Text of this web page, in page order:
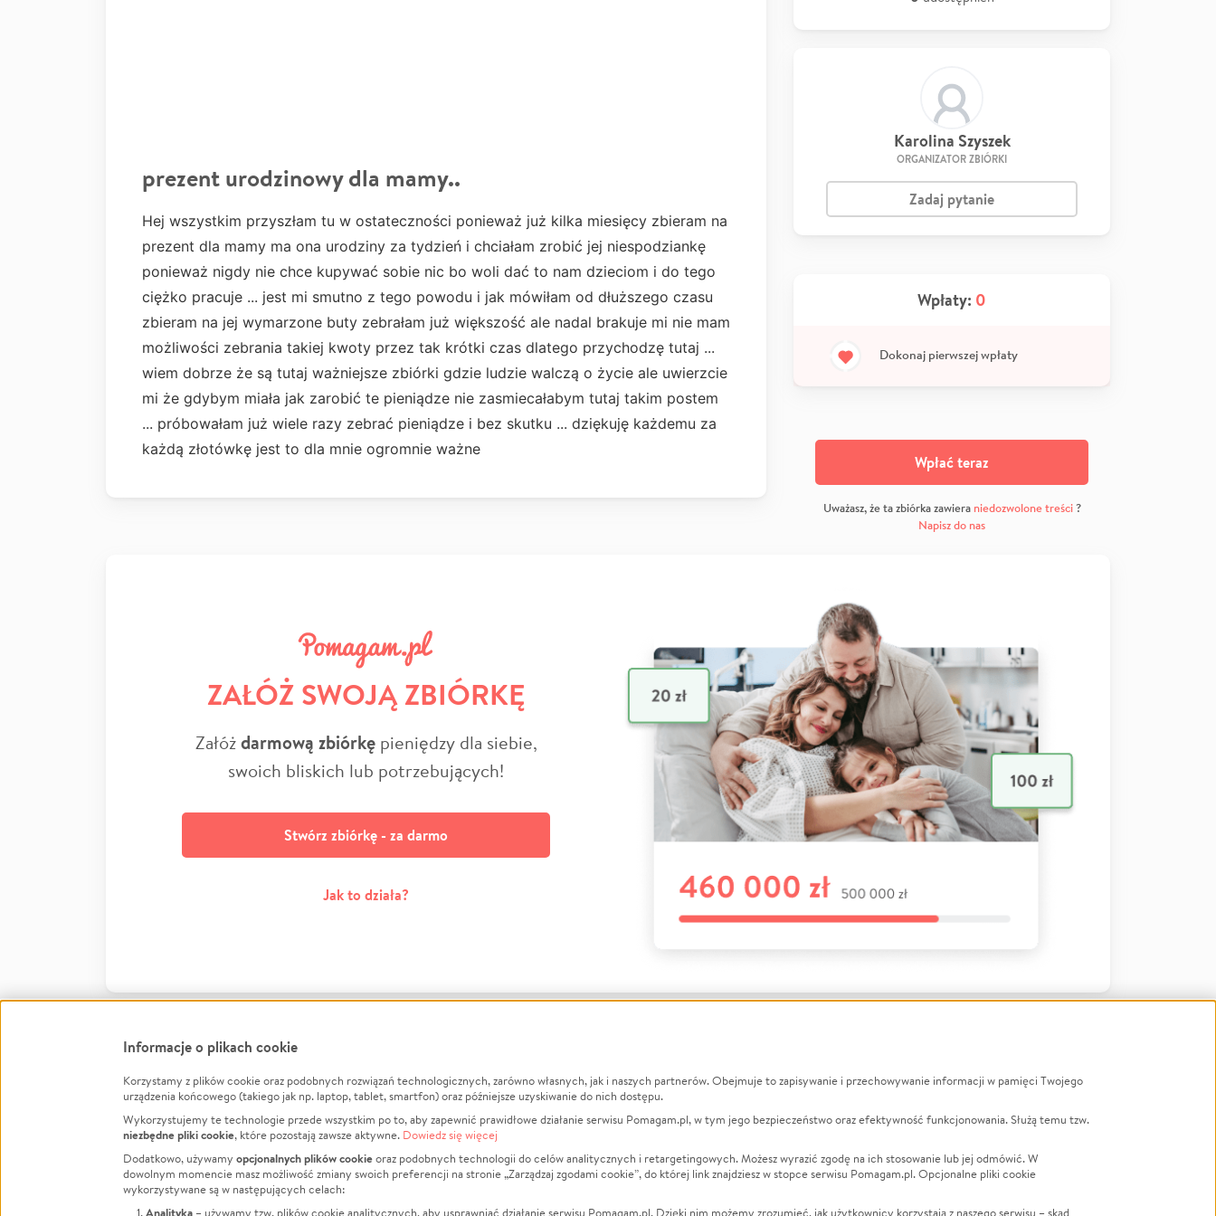
prezent urodzinowy dla mamy..
Hej wszystkim przyszłam tu w ostateczności ponieważ już kilka miesięcy zbieram na
prezent dla mamy ma ona urodziny za tydzień i chciałam zrobić jej niespodziankę
ponieważ nigdy nie chce kupywać sobie nic bo woli dać to nam dzieciom i do tego
ciężko pracuje ... jest mi smutno z tego powodu i jak mówiłam od dłuższego czasu
zbieram na jej wymarzone buty zebrałam już większość ale nadal brakuje mi nie mam
możliwości zebrania takiej kwoty przez tak krótki czas dlatego przychodzę tutaj ...
wiem dobrze że są tutaj ważniejsze zbiórki gdzie ludzie walczą o życie ale uwierzcie
mi że gdybym miała jak zarobić te pieniądze nie zasmiecałabym tutaj takim postem
... próbowałam już wiele razy zebrać pieniądze i bez skutku ... dziękuję każdemu za
każdą złotówkę jest to dla mnie ogromnie ważne
Karolina Szyszek
ORGANIZATOR ZBIÓRKI
Zadaj pytanie
Wpłaty: 0
Dokonaj pierwszej wpłaty
Wpłać teraz
Uważasz, że ta zbiórka zawiera niedozwolone treści?
Napisz do nas
ZAŁÓŻ SWOJĄ ZBIÓRKĘ
Załóżdarmową zbiórkępieniędzy dla siebie,
swoich bliskich lub potrzebujących!
Stwórz zbiórkę - za darmo
Jak to działa?
FacebookTwitter Instagram
LinkedInTikTok Youtube
Informacje
Jak to działa?
Regulamin
Polityka Prywatności
O nas
Opinie
Raporty
Za darmo
Zbieraj na
Leczenie
Zwierzęta
Pożar
LGBTQ+
Powódź
Wichura
Informacje o plikach cookie
Korzystamy z plików cookie oraz podobnych rozwiązań technologicznych, zarówno własnych, jak i naszych partnerów. Obejmuje to zapisywanie i przechowywanie informacji w pamięci Twojego
urządzenia końcowego (takiego jak np. laptop, tablet, smartfon) oraz późniejsze uzyskiwanie do nich dostępu.
Wykorzystujemy te technologie przede wszystkim po to, aby zapewnić prawidłowe działanie serwisu Pomagam.pl, w tym jego bezpieczeństwo oraz efektywność funkcjonowania. Służą temu tzw.
niezbędne pliki cookie, które pozostają zawsze aktywne. Dowiedz się więcej
Dodatkowo, używamy opcjonalnych plików cookieoraz podobnych technologii do celów analitycznych i retargetingowych. Możesz wyrazić zgodę na ich stosowanie lub jej odmówić. W
dowolnym momencie masz możliwość zmiany swoich preferencji na stronie „Zarządzaj zgodami cookie”, do której link znajdziesz w stopce serwisu Pomagam.pl. Opcjonalne pliki cookie
wykorzystywane są w następujących celach: